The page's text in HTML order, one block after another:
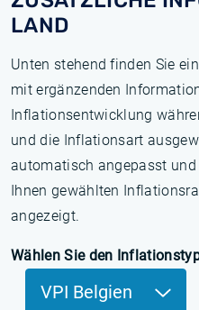
LAND
Unten stehend finden Sie
mit ergänzenden
Inflationsentwicklung
und die Inflationsart
automatisch angepasst
Ihnen gewählten
angezeigt.
Wählen Sie den
VPI Belgien